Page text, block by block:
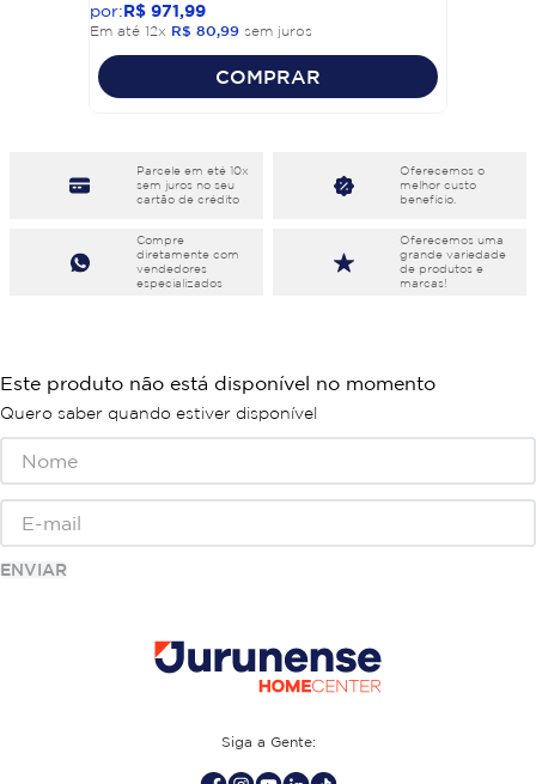
R$ 971,99
Em até 12x R$ 80,99 sem juros
COMPRAR
Parcele em eté 10x
sem juros no seu
cartão de crédito
Oferecemos o
melhor custo
benefício.
Compre
diretamente com
vendedores
especializados
Oferecemos uma
grande variedade
de produtos e
marcas!
Este produto não está disponível no momento
Quero saber quando estiver disponível
ENVIAR
Siga a Gente: